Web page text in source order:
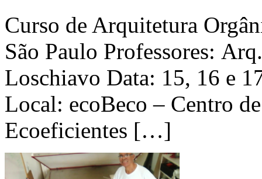
Curso de Arquitetura
São Paulo Professores:
Loschiavo Data: 15, 16 e
Local: ecoBeco – Centro
Ecoeficientes […]